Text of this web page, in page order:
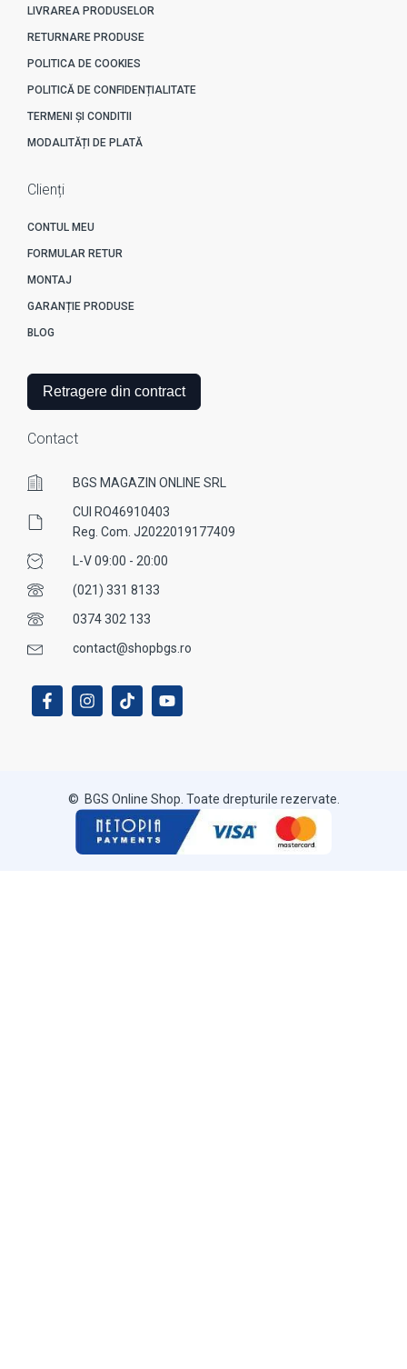
LIVRAREA PRODUSELOR
RETURNARE PRODUSE
POLITICA DE COOKIES
POLITICĂ DE CONFIDENȚIALITATE
TERMENI ȘI CONDITII
MODALITĂȚI DE PLATĂ
Clienți
CONTUL MEU
FORMULAR RETUR
MONTAJ
GARANȚIE PRODUSE
BLOG
Retragere din contract
Contact
BGS MAGAZIN ONLINE SRL
CUI RO46910403
Reg. Com. J2022019177409
L-V 09:00 - 20:00
(021) 331 8133
0374 302 133
contact@shopbgs.ro
© BGS Online Shop. Toate drepturile rezervate.